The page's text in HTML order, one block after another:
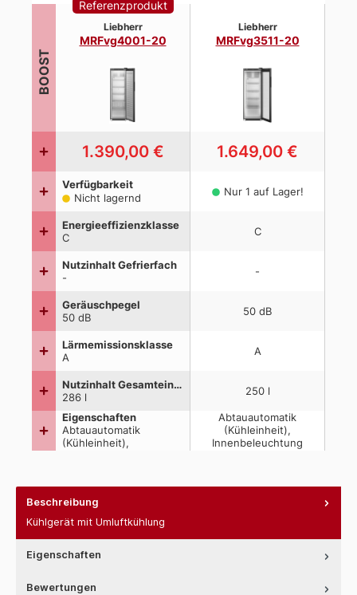
Beschreibung
Kühlgerät mit Umluftkühlung
Eigenschaften
Bewertungen